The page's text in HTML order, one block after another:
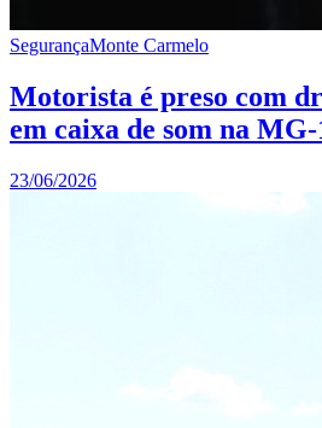
SegurançaMonte Carmelo
Motorista é preso com
em caixa de som na
23/06/2026